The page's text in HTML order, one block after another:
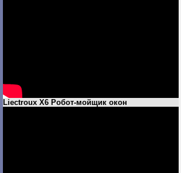
Liectroux X6 Робот-мойщик окон